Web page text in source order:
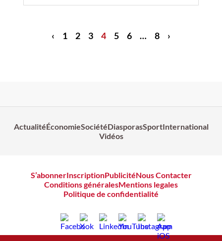
‹ 1 2 3 4 5 6 … 8 ›
ActualitéÉconomieSociétéDiasporasSportInternational
Vidéos
S’abonnerInscriptionPublicitéNous Contacter
Conditions généralesMentions legales
Politique de confidentialité